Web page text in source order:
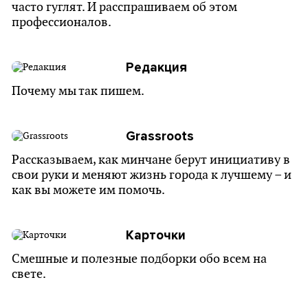
часто гуглят. И расспрашиваем об этом
профессионалов.
Редакция
Почему мы так пишем.
Grassroots
Рассказываем, как минчане берут инициативу в
свои руки и меняют жизнь города к лучшему – и
как вы можете им помочь.
Карточки
Смешные и полезные подборки обо всем на
свете.